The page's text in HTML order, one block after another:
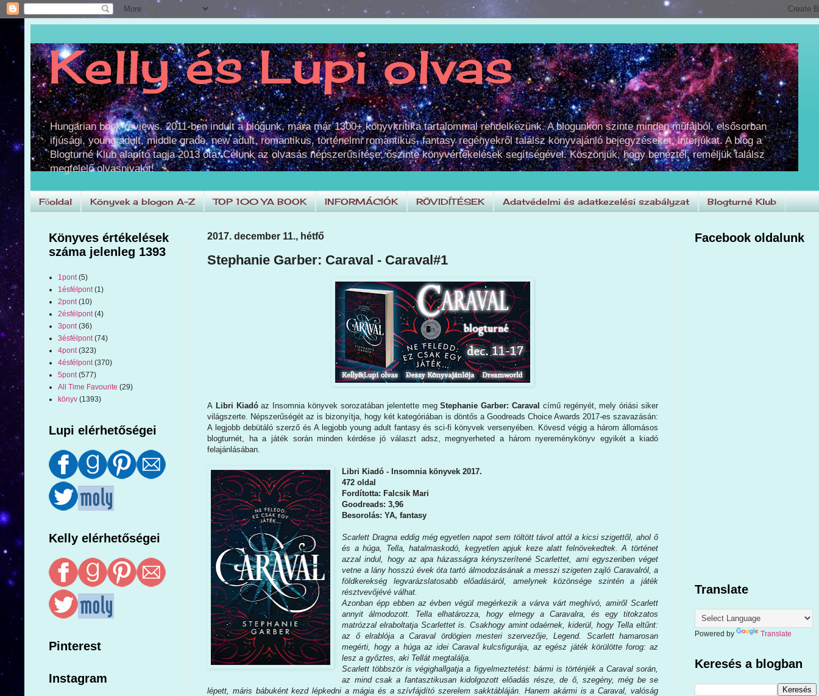
Kelly és Lupi olvas
Hungarian book reviews. 2011-ben indult a blogunk, mára már 1300+ könyvkritika tartalommal rendelkezünk. A blogunkon szinte minden műfajból, elsősorban
ifjúsági, young adult, middle grade, new adult, romantikus, történelmi romantikus, fantasy regényekről találsz könyvajánló bejegyzéseket, interjúkat. A blog a
Blogturné Klub alapító tagja 2013 óta. Célunk az olvasás népszerűsítése, őszinte könyvértékelések segítségével. Köszönjük, hogy benéztél, reméljük találsz
megfelelő olvasnivalót!
Főoldal Könyvek a blogon A-Z TOP 100 YA BOOK INFORMÁCIÓK RÖVIDÍTÉSEK Adatvédelmi és adatkezelési szabályzat Blogturné Klub
2017. december 11., hétfő
Stephanie Garber: Caraval - Caraval#1
A Libri Kiadóaz Insomnia könyvek sorozatában jelentette megStephanie Garber: Caraval című regényét, mely óriási siker
világszerte. Népszerűségét az is bizonyítja, hogy két kategóriában is döntős a Goodreads Choice Awards 2017-es szavazásán:
A legjobb debütáló szerző és A legjobb young adult fantasy és sci-fi könyvek versenyében. Kövesd végig a három állomásos
blogturnét, ha a játék során minden kérdése jó választ adsz, megnyerheted a három nyereménykönyv egyikét a kiadó
felajánlásában.
Libri Kiadó - Insomnia könyvek 2017.
472 oldal
Fordította: Falcsik Mari
Goodreads: 3,96
Besorolás: YA, fantasy
Scarlett ​Dragna eddig még egyetlen napot sem töltött távol attól a kicsi szigettől, ahol ő
és a húga, Tella, hatalmaskodó, kegyetlen apjuk keze alatt felnövekedtek. A történet
azzal indul, hogy az apa házasságra kényszerítené Scarlettet, ami egyszeriben véget
vetne a lány hosszú évek óta tartó álmodozásának a messzi szigeten zajló Caravalról, a
földkerekség legvarázslatosabb előadásáról, amelynek közönsége szintén a játék
résztvevőjévé válhat.
Azonban épp ebben az évben végül megérkezik a várva várt meghívó, amiről Scarlett
annyit álmodozott. Tella elhatározza, hogy elmegy a Caravalra, és egy titokzatos
matrózzal elraboltatja Scarlettet is. Csakhogy amint odaérnek, kiderül, hogy Tella eltűnt:
az ő elrablója a Caraval ördögien mesteri szervezője, Legend. Scarlett hamarosan
megérti, hogy a húga az idei Caraval kulcsfigurája, az egész játék körülötte forog: az
lesz a győztes, aki Tellát megtalálja.
Scarlett többször is végighallgatja a figyelmeztetést: bármi is történjék a Caraval során,
az mind csak a fantasztikusan kidolgozott előadás része, de ő, szegény, még be se
lépett, máris bábuként kezd lépkedni a mágia és a szívfájdító szerelem sakktábláján. Hanem akármi is a Caraval, valóság
Könyves értékelések
száma jelenleg 1393
1pont (5)
1ésfélpont (1)
2pont (10)
2ésfélpont (4)
3pont (36)
3ésfélpont (74)
4pont (323)
4ésfélpont (370)
5pont (577)
All Time Favourite (29)
könyv (1393)
Lupi elérhetőségei
Kelly elérhetőségei
Pinterest
Instagram
Facebook oldalunk
Translate
Powered by Translate
Keresés a blogban